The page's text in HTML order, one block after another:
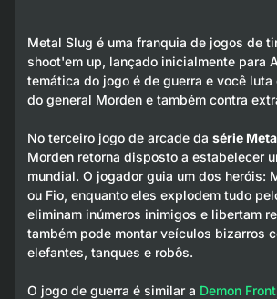
Metal Slug é uma franquia de jogos de
shoot'em up, lançado inicialmente para
temática do jogo é de guerra e você
do general Morden e também contra
No terceiro jogo de arcade da série
Morden retorna disposto a estabelecer
mundial. O jogador guia um dos heróis:
ou Fio, enquanto eles explodem tudo
eliminam inúmeros inimigos e libertam
também pode montar veículos bizarros
elefantes, tanques e robôs.
O jogo de guerra é similar a Demon Front